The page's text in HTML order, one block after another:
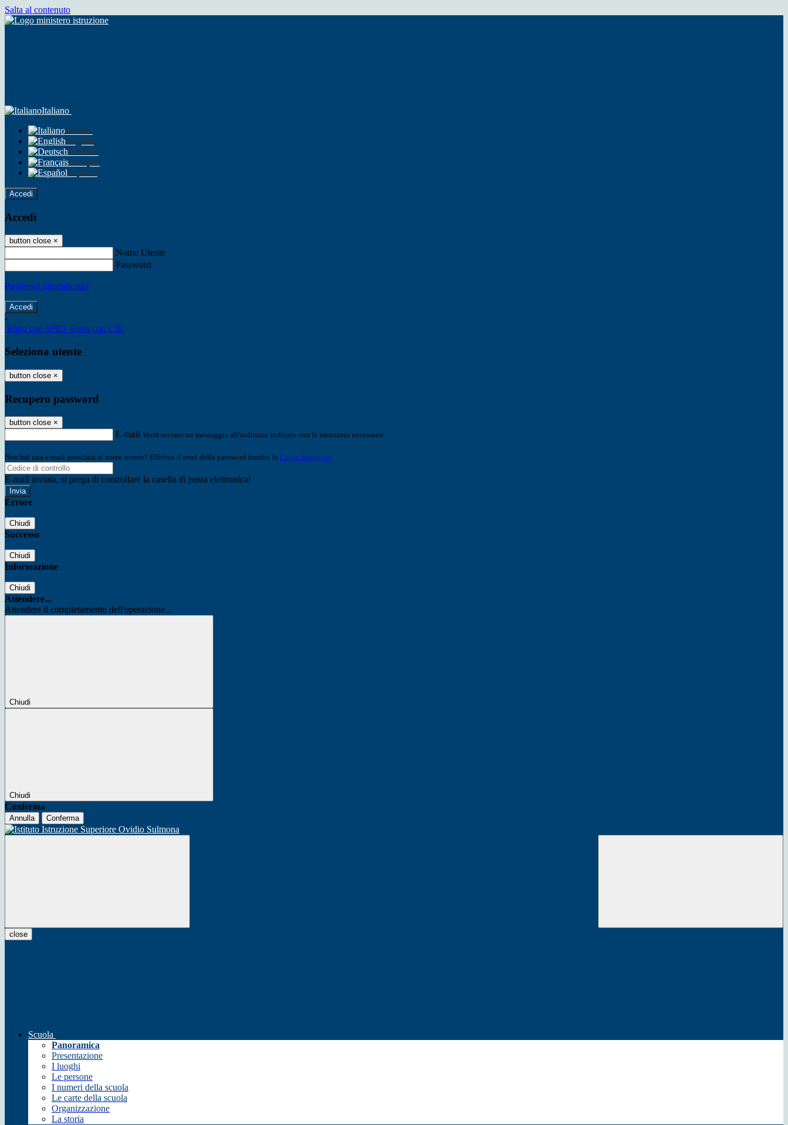
Salta al contenuto
Italiano
Italiano
English
Deutsch
Français
Español
Accedi
Accedi
button close ×
Nome Utente
Password
Password dimenticata?
-
Entra con SPID Entra con CIE
Seleziona utente
button close ×
Recupero password
button close ×
E-mail Verrà inviato un messaggio all'indirizzo indicato con le istruzioni necessarie.
Non hai una e-mail associata al nome utente? Effettua il reset della password tramite la Login Spaggiari
E-mail inviata, si prega di controllare la casella di posta elettronica!
Errore
Chiudi
Successo
Chiudi
Informazione
Chiudi
Attendere...
Attendere il completamento dell'operazione...
Chiudi
Chiudi
Conferma
Annulla Conferma
close
Scuola
Panoramica
Presentazione
I luoghi
Le persone
I numeri della scuola
Le carte della scuola
Organizzazione
La storia